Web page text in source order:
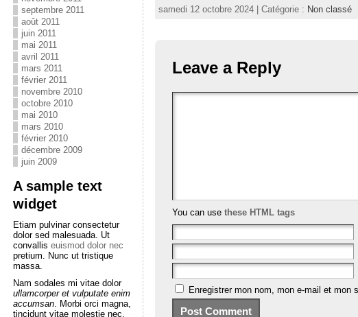
septembre 2011
août 2011
juin 2011
mai 2011
avril 2011
mars 2011
février 2011
novembre 2010
octobre 2010
mai 2010
mars 2010
février 2010
décembre 2009
juin 2009
A sample text
widget
Etiam pulvinar consectetur
dolor sed malesuada. Ut
convallis euismod dolor nec
pretium. Nunc ut tristique
massa.
Nam sodales mi vitae dolor
ullamcorper et vulputate enim
accumsan. Morbi orci magna,
tincidunt vitae molestie nec,
samedi 12 octobre 2024 | Catégorie : Non classé
Leave a Reply
You can use these HTML tags
Enregistrer mon nom, mon e-mail et mon